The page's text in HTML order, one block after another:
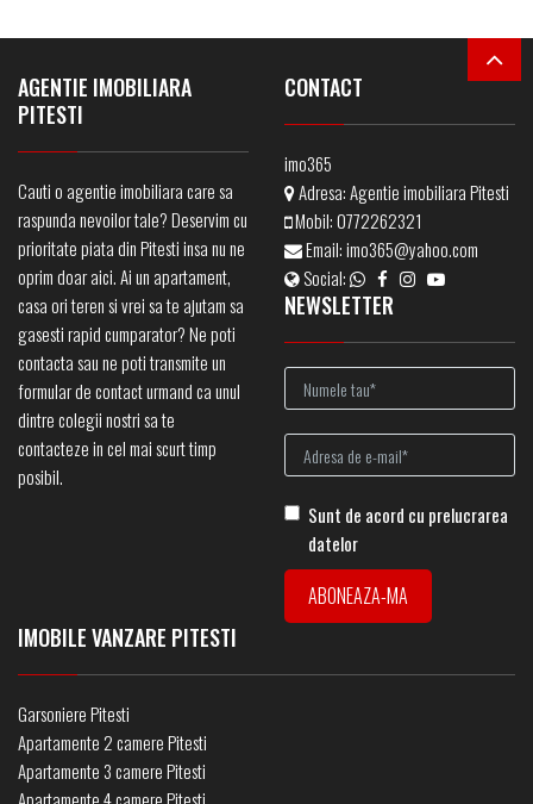
AGENTIE IMOBILIARA
PITESTI
Cauti o agentie imobiliara care sa
raspunda nevoilor tale? Deservim cu
prioritate piata din Pitesti insa nu ne
oprim doar aici. Ai un apartament,
casa ori teren si vrei sa te ajutam sa
gasesti rapid cumparator? Ne poti
contacta sau ne poti transmite un
formular de contact urmand ca unul
dintre colegii nostri sa te
contacteze in cel mai scurt timp
posibil.
CONTACT
imo365
Adresa:Agentie imobiliara Pitesti
Mobil:0772262321
Email:imo365@yahoo.com
Social:
NEWSLETTER
Sunt de acord cu prelucrarea
datelor
IMOBILE VANZARE PITESTI
Garsoniere Pitesti
Apartamente 2 camere Pitesti
Apartamente 3 camere Pitesti